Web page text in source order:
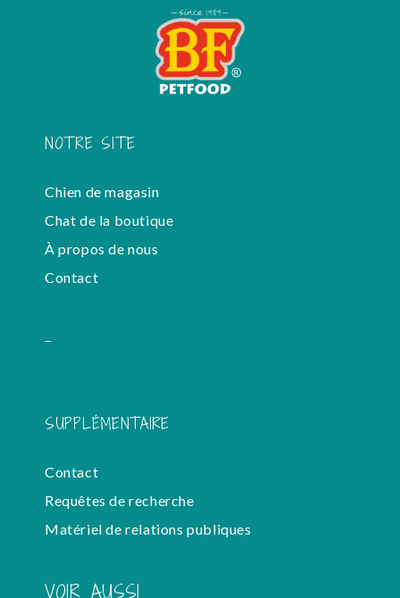
NOTRE SITE
Chien de magasin
Chat de la boutique
À propos de nous
Contact
-
SUPPLÉMENTAIRE
Contact
Requêtes de recherche
Matériel de relations publiques
VOIR AUSSI